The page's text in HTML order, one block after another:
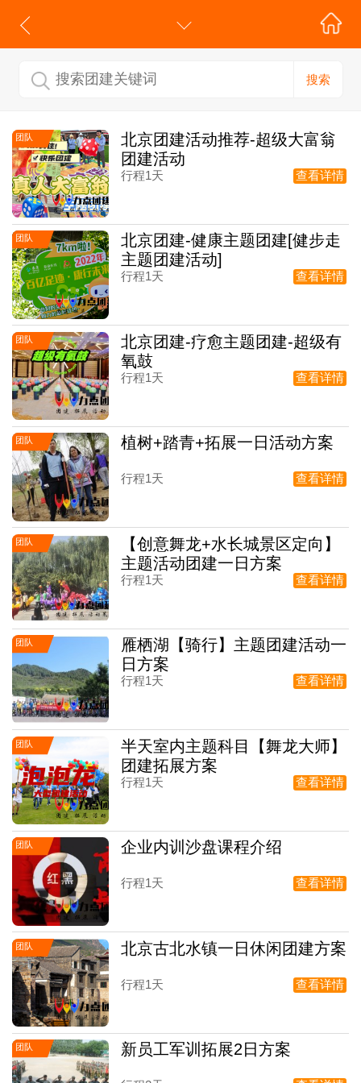
搜索
团队
北京团建活动推荐-超级大富翁
团建活动
行程1天 查看详情
团队
北京团建-健康主题团建[健步走
主题团建活动]
行程1天 查看详情
团队
北京团建-疗愈主题团建-超级有
氧鼓
行程1天 查看详情
团队 植树+踏青+拓展一日活动方案
行程1天 查看详情
团队
【创意舞龙+水长城景区定向】
主题活动团建一日方案
行程1天 查看详情
团队
雁栖湖【骑行】主题团建活动一
日方案
行程1天 查看详情
团队
半天室内主题科目【舞龙大师】
团建拓展方案
行程1天 查看详情
团队 企业内训沙盘课程介绍
行程1天 查看详情
团队 北京古北水镇一日休闲团建方案
行程1天 查看详情
团队 新员工军训拓展2日方案